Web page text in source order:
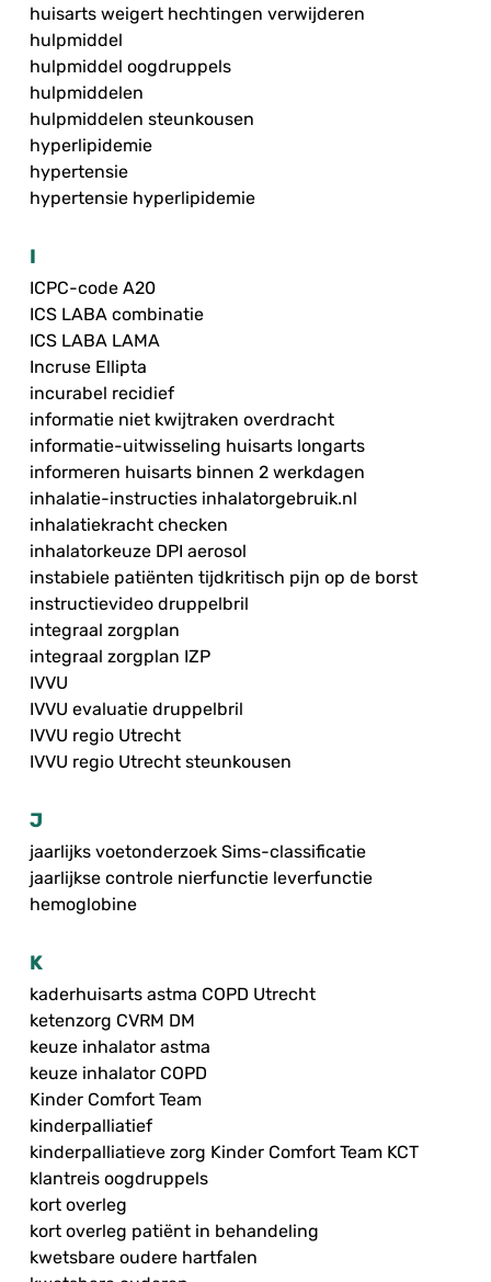
huisarts weigert hechtingen verwijderen
hulpmiddel
hulpmiddel oogdruppels
hulpmiddelen
hulpmiddelen steunkousen
hyperlipidemie
hypertensie
hypertensie hyperlipidemie
I
ICPC-code A20
ICS LABA combinatie
ICS LABA LAMA
Incruse Ellipta
incurabel recidief
informatie niet kwijtraken overdracht
informatie-uitwisseling huisarts longarts
informeren huisarts binnen 2 werkdagen
inhalatie-instructies inhalatorgebruik.nl
inhalatiekracht checken
inhalatorkeuze DPI aerosol
instabiele patiënten tijdkritisch pijn op de borst
instructievideo druppelbril
integraal zorgplan
integraal zorgplan IZP
IVVU
IVVU evaluatie druppelbril
IVVU regio Utrecht
IVVU regio Utrecht steunkousen
J
jaarlijks voetonderzoek Sims-classificatie
jaarlijkse controle nierfunctie leverfunctie
hemoglobine
K
kaderhuisarts astma COPD Utrecht
ketenzorg CVRM DM
keuze inhalator astma
keuze inhalator COPD
Kinder Comfort Team
kinderpalliatief
kinderpalliatieve zorg Kinder Comfort Team KCT
klantreis oogdruppels
kort overleg
kort overleg patiënt in behandeling
kwetsbare oudere hartfalen